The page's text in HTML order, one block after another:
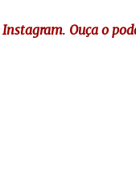
Instagram. Ouça o